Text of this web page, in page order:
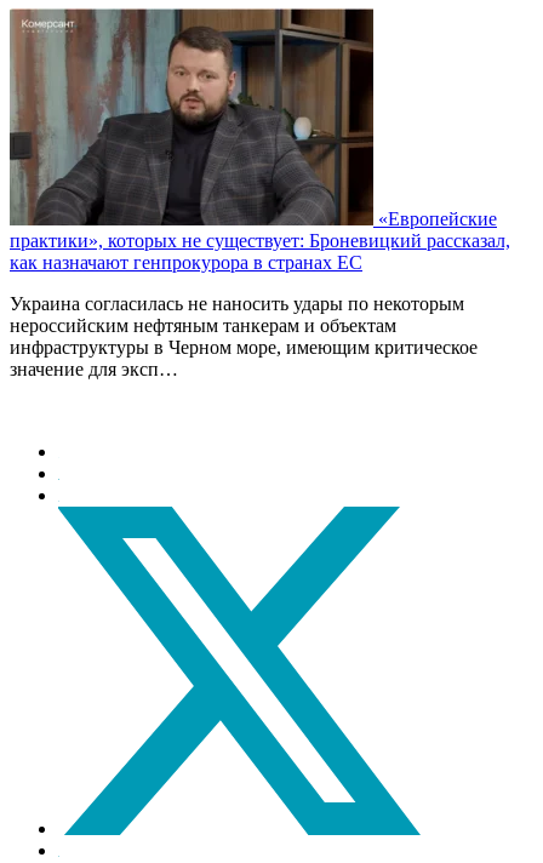
«Европейские
практики», которых не существует: Броневицкий рассказал,
как назначают генпрокурора в странах ЕС
Украина согласилась не наносить удары по некоторым
нероссийским нефтяным танкерам и объектам
инфраструктуры в Черном море, имеющим критическое
значение для эксп…